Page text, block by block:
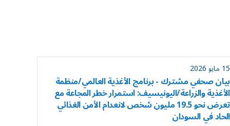
15 مايو 2026
بيان صحفي مشترك - برنامج الأغذية العالمي/منظمة
الأغذية والزراعة/اليونيسيف: استمرار خطر المجاعة مع
تعرض نحو 19.5 مليون شخص لانعدام الأمن الغذائي
الحاد في السودان